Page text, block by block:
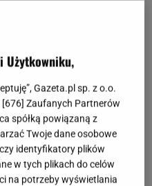
Użytkowniku,
Gazeta.pl sp. z o.o.
[676] Zaufanych Partnerów
spółką powiązaną z
Twoje dane osobowe
identyfikatory plików
w tych plikach do celów
na potrzeby wyświetlania